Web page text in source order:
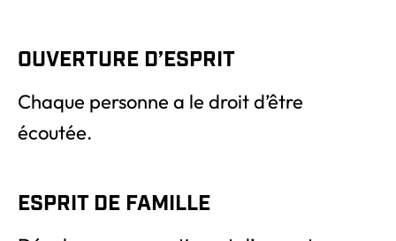
OUVERTURE D’ESPRIT
Chaque personne a le droit d’être
écoutée.
ESPRIT DE FAMILLE